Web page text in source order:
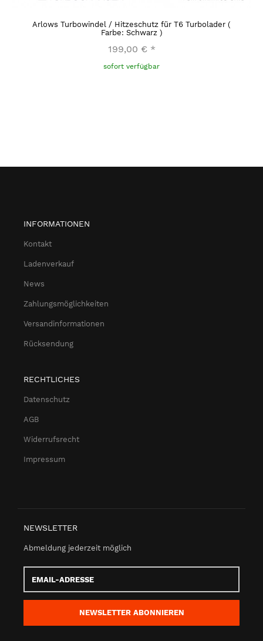
Arlows Turbowindel / Hitzeschutz für T6 Turbolader (
Farbe: Schwarz )
199,00 € *
sofort verfügbar
INFORMATIONEN
Kontakt
Ladenverkauf
News
Zahlungsmöglichkeiten
Versandinformationen
Rücksendung
RECHTLICHES
Datenschutz
AGB
Widerrufsrecht
Impressum
NEWSLETTER
Abmeldung jederzeit möglich
Adresse
NEWSLETTER ABONNIEREN